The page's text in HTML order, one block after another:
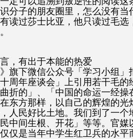
分子的朋友圈里，怎么没有当
读过莎士比亚，他只读过毛
，有出于本能的热爱
旗下微信公众号「学习小组」
周年座谈会」上引用若干毛
折的」、「中国的命运一经
东方那样，以自己的辉煌的
人民好比土地。我们到了一
中间生根、开花」等等。官媒
仅是当年中学生红卫兵的水平